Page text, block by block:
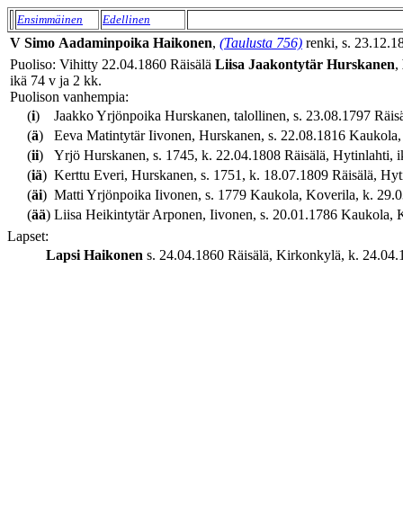
Ensimmäinen Edellinen
V Simo Aadaminpoika Haikonen, (Taulusta 756) renki, s.
Puoliso: Vihitty 22.04.1860 Räisälä Liisa Jaakontytär Hurskanen,
ikä 74 v ja 2 kk.
Puolison vanhempia:
(i)
Jaakko Yrjönpoika Hurskanen, talollinen, s. 23.08.1797
(ä)
Eeva Matintytär Iivonen, Hurskanen, s. 22.08.1816
(ii)
Yrjö Hurskanen, s. 1745, k. 22.04.1808 Räisälä, Hytinlahti,
(iä) Kerttu Everi, Hurskanen, s. 1751, k. 18.07.1809 Räisälä,
(äi) Matti Yrjönpoika Iivonen, s. 1779 Kaukola, Koverila, k.
(ää) Liisa Heikintytär Arponen, Iivonen, s. 20.01.1786
Lapset:
Lapsi Haikonen s. 24.04.1860 Räisälä, Kirkonkylä, k.